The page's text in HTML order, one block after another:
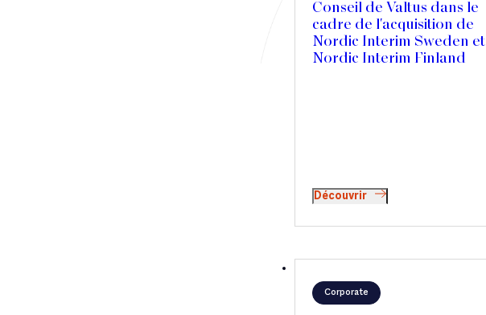
Conseil de Valtus dans le
cadre de l'acquisition de
Nordic Interim Sweden et
Nordic Interim Finland
Découvrir
Corporate